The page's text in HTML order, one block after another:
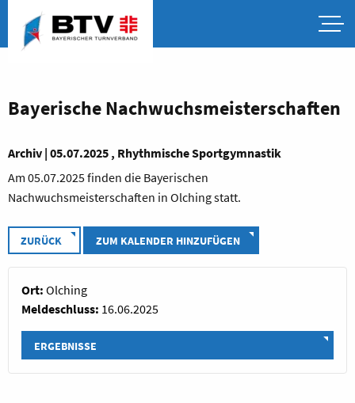
Bayerische Nachwuchsmeisterschaften
Archiv | 05.07.2025 , Rhythmische Sportgymnastik
Am 05.07.2025 finden die Bayerischen
Nachwuchsmeisterschaften in Olching statt.
ZURÜCK ZUM KALENDER HINZUFÜGEN
Ort: Olching
Meldeschluss: 16.06.2025
ERGEBNISSE